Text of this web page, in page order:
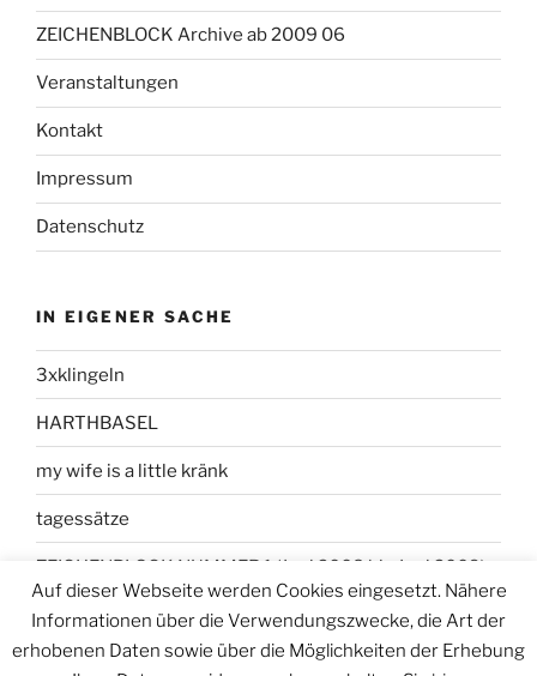
ZEICHENBLOCK Archive ab 2009 06
Veranstaltungen
Kontakt
Impressum
Datenschutz
IN EIGENER SACHE
3xklingeln
HARTHBASEL
my wife is a little kränk
tagessätze
ZEICHENBLOCK NUMMER 1 (Juni 2008 bis Juni 2009)
Auf dieser Webseite werden Cookies eingesetzt. Nähere
Informationen über die Verwendungszwecke, die Art der
erhobenen Daten sowie über die Möglichkeiten der Erhebung